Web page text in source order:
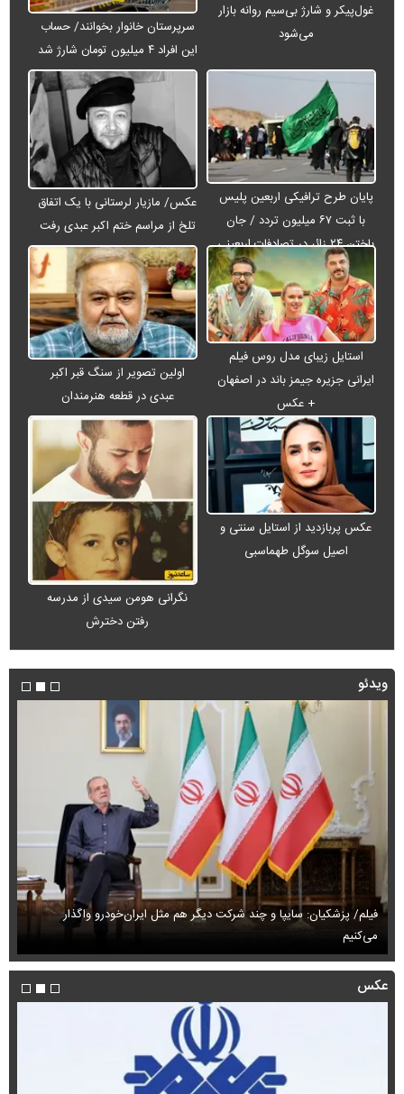
غول‌پیکر و شارژ بی‌سیم روانه بازار
می‌شود
سرپرستان خانوار بخوانند/ حساب
این افراد ۴ میلیون تومان شارژ شد
پایان طرح ترافیکی اربعین پلیس
با ثبت ۶۷ میلیون تردد / جان
باختن ۲۴ زائر در تصادفات اربعینی
عکس/ مازیار لرستانی با یک اتفاق
تلخ از مراسم ختم اکبر عبدی رفت
استایل زیبای مدل روس فیلم
ایرانی جزیره جیمز باند در اصفهان
+ عکس
اولین تصویر از سنگ قبر اکبر
عبدی در قطعه هنرمندان
عکس پربازدید از استایل سنتی و
اصیل سوگل طهماسبی
نگرانی هومن سیدی از مدرسه
رفتن دخترش
ویدئو
فیلم/ پزشکیان: سایپا و چند شرکت دیگر هم مثل ایران‌خودرو واگذار
می‌کنیم
عکس